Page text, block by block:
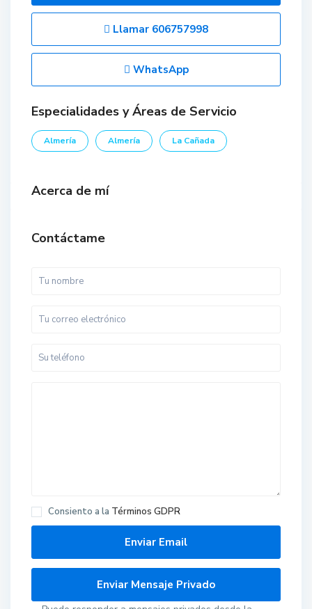
Llamar 606757998
WhatsApp
Especialidades y Áreas de Servicio
Almería Almería La Cañada
Acerca de mí
Contáctame
Consiento a la Términos GDPR